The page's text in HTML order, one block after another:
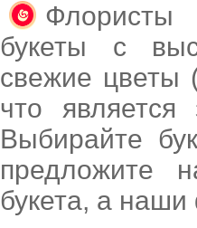
Флористы
букеты с
свежие цветы
что является
Выбирайте
предложите
букета, а